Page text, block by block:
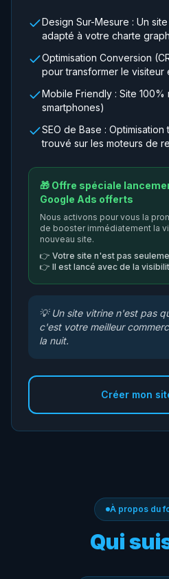
Design Sur-Mesure : Un
adapté à votre charte
Optimisation Conversion
pour transformer le visiteur
Mobile Friendly : Site
smartphones)
SEO de Base :
trouvé sur les moteurs de
🎁 Offre spéciale
Google Ads offerts
Nous activons pour vous la
de booster immédiatement la
nouveau site.
👉 Votre site n'est pas
👉 Il est lancé avec de la
💡 Un site vitrine n'est pas
c'est votre meilleur
la nuit.
Créer mon
À propos du
Qui